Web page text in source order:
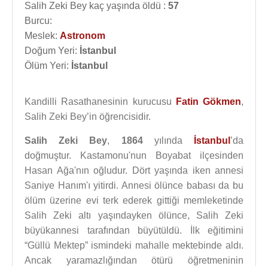
Salih Zeki Bey kaç yaşında öldü : 57
Burcu:
Meslek: Astronom
Doğum Yeri: İstanbul
Ölüm Yeri: İstanbul
Kandilli Rasathanesinin kurucusu Fatin Gökmen,
Salih Zeki Bey’in öğrencisidir.
Salih Zeki Bey, 1864yılında İstanbul ’da
doğmuştur. Kastamonu'nun Boyabat ilçesinden
Hasan Ağa'nın oğludur. Dört yaşında iken annesi
Saniye Hanım'ı yitirdi. Annesi ölünce babası da bu
ölüm üzerine evi terk ederek gittiği memleketinde
Salih Zeki altı yaşındayken ölünce, Salih Zeki
büyükannesi tarafından büyütüldü. İlk eğitimini
“Güllü Mektep” ismindeki mahalle mektebinde aldı.
Ancak yaramazlığından ötürü öğretmeninin